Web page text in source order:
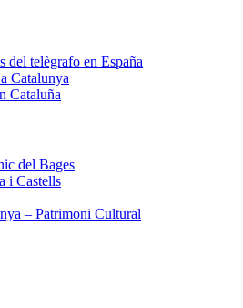
del telègrafo en España
Catalunya
Cataluña
del Bages
i Castells
– Patrimoni Cultural